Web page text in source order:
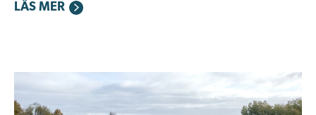
LÄS MER